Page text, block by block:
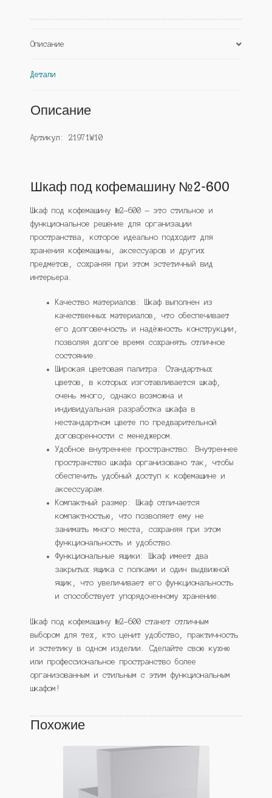
Черный
Описание
Детали
Описание
Артикул: 21971W10
Шкаф под кофемашину №2-600
Шкаф под кофемашину №2-600 — это стильное и
функциональное решение для организации
пространства, которое идеально подходит для
хранения кофемашины, аксессуаров и других
предметов, сохраняя при этом эстетичный вид
интерьера.
Качество материалов: Шкаф выполнен из
качественных материалов, что обеспечивает
его долговечность и надёжность конструкции,
позволяя долгое время сохранять отличное
состояние.
Широкая цветовая палитра: Стандартных
цветов, в которых изготавливается шкаф,
очень много, однако возможна и
индивидуальная разработка шкафа в
нестандартном цвете по предварительной
договоренности с менеджером.
Удобное внутреннее пространство: Внутреннее
пространство шкафа организовано так, чтобы
обеспечить удобный доступ к кофемашине и
аксессуарам.
Компактный размер: Шкаф отличается
компактностью, что позволяет ему не
занимать много места, сохраняя при этом
функциональность и удобство.
Функциональные ящики: Шкаф имеет два
закрытых ящика с полками и один выдвижной
ящик, что увеличивает его функциональность
и способствует упорядоченному хранению.
Шкаф под кофемашину №2-600 станет отличным
выбором для тех, кто ценит удобство, практичность
и эстетику в одном изделии. Сделайте свою кухню
или профессиональное пространство более
организованным и стильным с этим функциональным
шкафом!
Похожие